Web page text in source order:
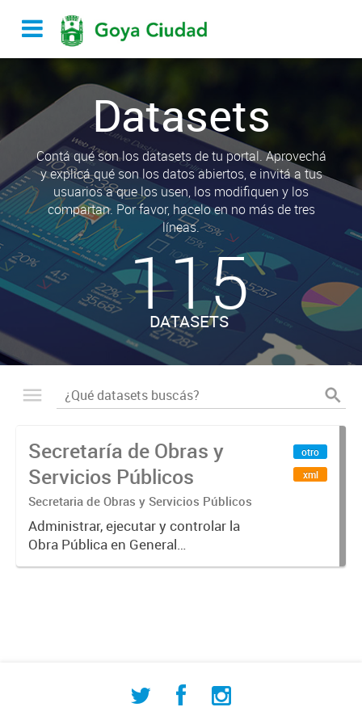
Datasets
Contá qué son los datasets de tu portal. Aprovechá
y explicá qué son los datos abiertos, e invitá a tus
usuarios a que los usen, los modifiquen y los
compartan. Por favor, hacelo en no más de tres
líneas.
115
DATASETS
Secretaría de Obras y
Servicios Públicos
Secretaria de Obras y Servicios Públicos
Administrar, ejecutar y controlar la
Obra Pública en General
(fiscalización, conservación y
otro
xml